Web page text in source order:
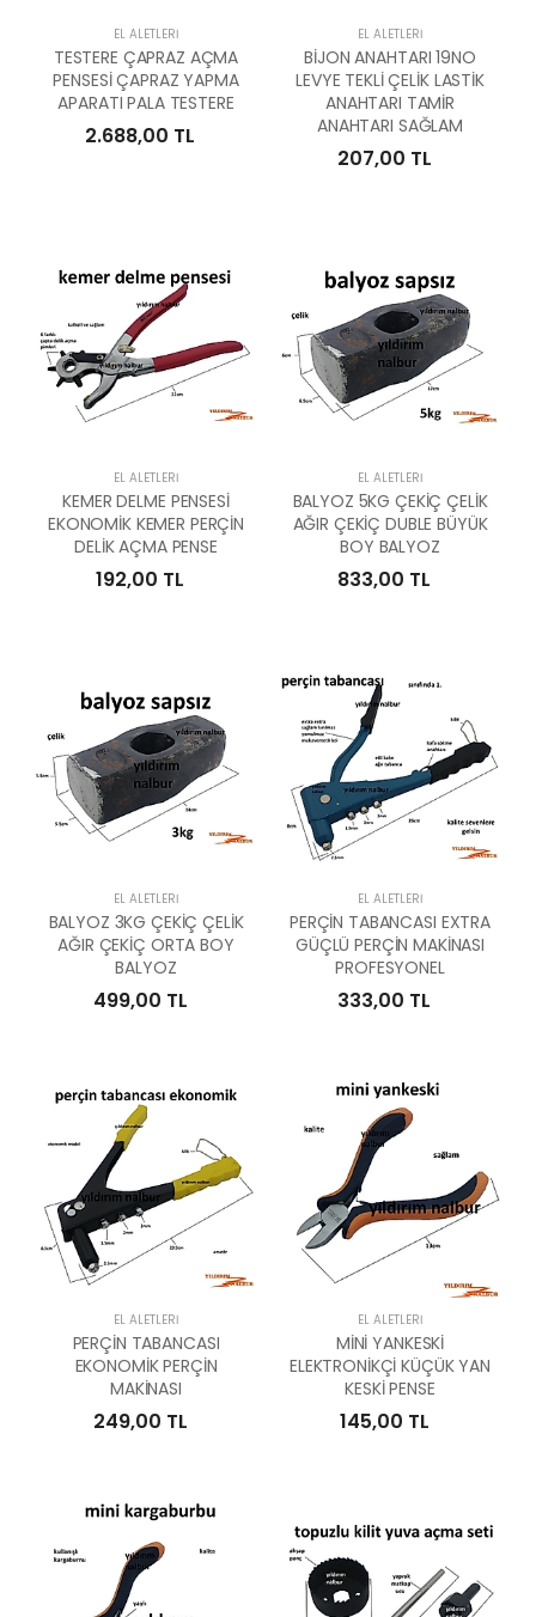
EL ALETLERI
TESTERE ÇAPRAZ AÇMA
PENSESİ ÇAPRAZ YAPMA
APARATI PALA TESTERE
2.688,00 TL
EL ALETLERI
BİJON ANAHTARI 19NO
LEVYE TEKLİ ÇELİK LASTİK
ANAHTARI TAMİR
ANAHTARI SAĞLAM
207,00 TL
EL ALETLERI
KEMER DELME PENSESİ
EKONOMİK KEMER PERÇİN
DELİK AÇMA PENSE
192,00 TL
EL ALETLERI
BALYOZ 5KG ÇEKİÇ ÇELİK
AĞIR ÇEKİÇ DUBLE BÜYÜK
BOY BALYOZ
833,00 TL
EL ALETLERI
BALYOZ 3KG ÇEKİÇ ÇELİK
AĞIR ÇEKİÇ ORTA BOY
BALYOZ
499,00 TL
EL ALETLERI
PERÇİN TABANCASI EXTRA
GÜÇLÜ PERÇİN MAKİNASI
PROFESYONEL
333,00 TL
EL ALETLERI
PERÇİN TABANCASI
EKONOMİK PERÇİN
MAKİNASI
249,00 TL
EL ALETLERI
MİNİ YANKESKİ
ELEKTRONİKÇİ KÜÇÜK YAN
KESKİ PENSE
145,00 TL